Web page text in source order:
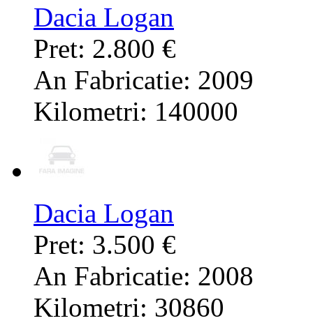
Dacia Logan
Pret: 2.800 €
An Fabricatie: 2009
Kilometri: 140000
Dacia Logan
Pret: 3.500 €
An Fabricatie: 2008
Kilometri: 30860